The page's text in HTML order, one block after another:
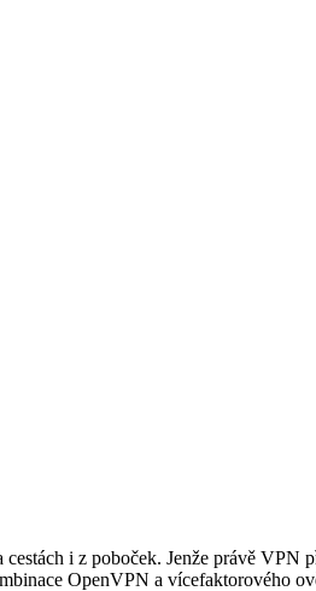
i z poboček. Jenže právě
OpenVPN a vícefaktorového